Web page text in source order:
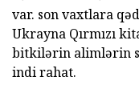
var. son vaxtlara
Ukrayna Qırmızı
bitkilərin alimlərin
indi rahat.